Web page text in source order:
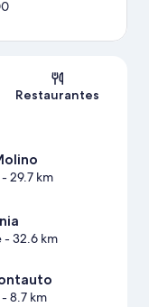
Restaurantes
29.7 km
- 32.6 km
8.7 km